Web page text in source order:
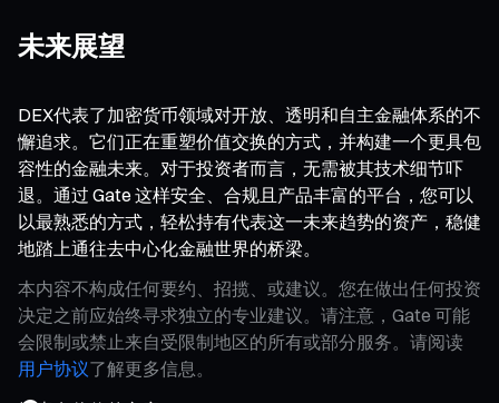
未来展望
DEX代表了加密货币领域对开放、透明和自主金融体系的不
懈追求。它们正在重塑价值交换的方式，并构建一个更具包
容性的金融未来。对于投资者而言，无需被其技术细节吓
退。通过 Gate 这样安全、合规且产品丰富的平台，您可以
以最熟悉的方式，轻松持有代表这一未来趋势的资产，稳健
地踏上通往去中心化金融世界的桥梁。
本内容不构成任何要约、招揽、或建议。您在做出任何投资
决定之前应始终寻求独立的专业建议。请注意，Gate 可能
会限制或禁止来自受限制地区的所有或部分服务。请阅读
用户协议了解更多信息。